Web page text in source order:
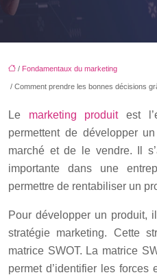
/ Fondamentaux du marketing
/ Comment prendre les bonnes décisions
Le marketing produitest
permettent de développer
marché et de le vendre. Il
importante dans une
permettre de rentabiliser un
Pour développer un produit,
stratégie marketing. Cette
matrice SWOT. La matrice
permet d’identifier les forces